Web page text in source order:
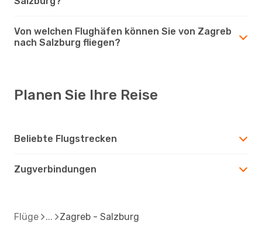
Von welchen Flughäfen können Sie von Zagreb
nach Salzburg fliegen?
Planen Sie Ihre Reise
Beliebte Flugstrecken
Zugverbindungen
Flüge Zagreb - Salzburg